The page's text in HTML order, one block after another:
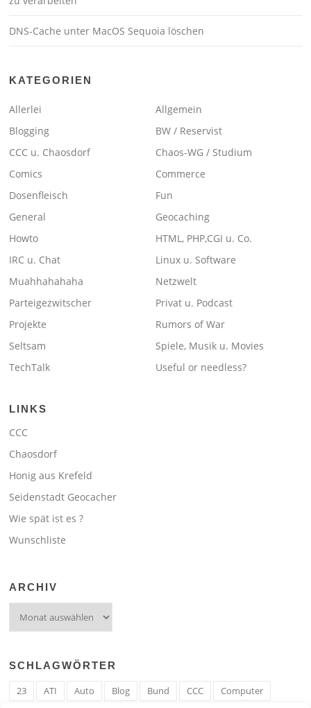
DNS-Cache unter MacOS Sequoia löschen
KATEGORIEN
Allerlei
Allgemein
Blogging
BW / Reservist
CCC u. Chaosdorf
Chaos-WG / Studium
Comics
Commerce
Dosenfleisch
Fun
General
Geocaching
Howto
HTML, PHP,CGI u. Co.
IRC u. Chat
Linux u. Software
Muahhahahaha
Netzwelt
Parteigezwitscher
Privat u. Podcast
Projekte
Rumors of War
Seltsam
Spiele, Musik u. Movies
TechTalk
Useful or needless?
LINKS
CCC
Chaosdorf
Honig aus Krefeld
Seidenstadt Geocacher
Wie spät ist es ?
Wunschliste
ARCHIV
SCHLAGWÖRTER
23 ATI Auto Blog Bund CCC Computer